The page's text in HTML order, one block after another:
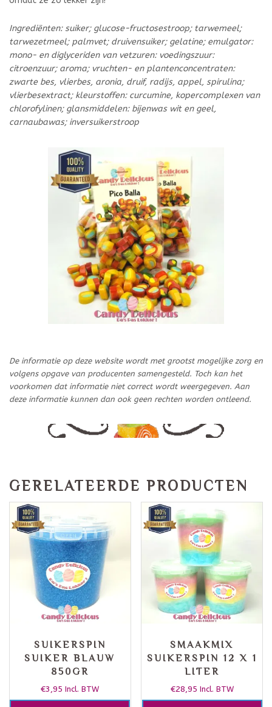
Ingrediënten: suiker; glucose-fructosestroop; tarwemeel;
tarwezetmeel; palmvet; druivensuiker; gelatine; emulgator:
mono- en diglyceriden van vetzuren: voedingszuur:
citroenzuur; aroma; vruchten- en plantenconcentraten:
zwarte bes, vlierbes, aronia, druif, radijs, appel, spirulina;
vlierbesextract; kleurstoffen: curcumine, kopercomplexen van
chlorofylinen; glansmiddelen: bijenwas wit en geel,
carnaubawas; inversuikerstroop
De informatie op deze website wordt met grootst mogelijke zorg en
volgens opgave van producenten samengesteld. Toch kan het
voorkomen dat informatie niet correct wordt weergegeven. Aan
deze informatie kunnen dan ook geen rechten worden ontleend.
GERELATEERDE PRODUCTEN
SUIKERSPIN
SUIKER BLAUW
850GR
€3,95 Incl. BTW
SMAAKMIX
SUIKERSPIN 12 X 1
LITER
€28,95 Incl. BTW